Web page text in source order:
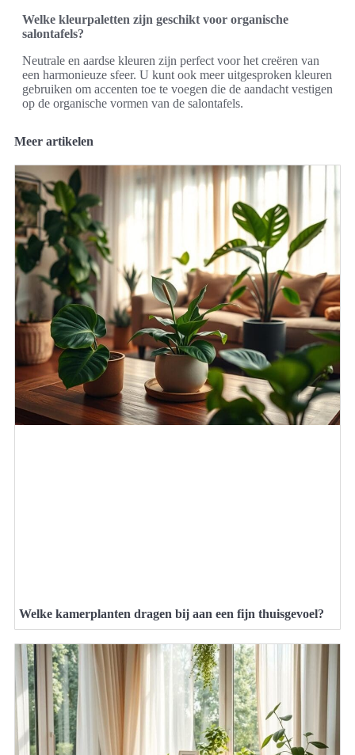
Welke kleurpaletten zijn geschikt voor organische
salontafels?
Neutrale en aardse kleuren zijn perfect voor het creëren van
een harmonieuze sfeer. U kunt ook meer uitgesproken kleuren
gebruiken om accenten toe te voegen die de aandacht vestigen
op de organische vormen van de salontafels.
Meer artikelen
Welke kamerplanten dragen bij aan een fijn thuisgevoel?